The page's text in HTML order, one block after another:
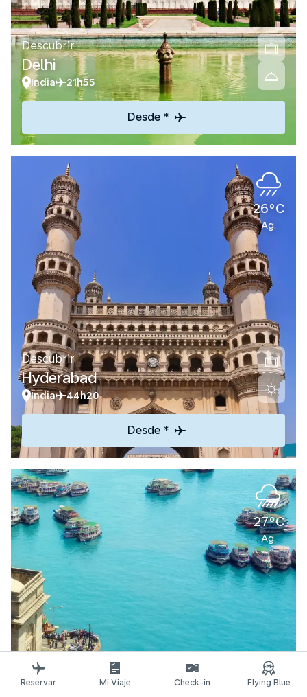
Descubrir
Delhi
India 21h55
Desde *
26°C
Ag.
Descubrir
Hyderabad
India 44h20
Desde *
27°C
Ag.
Descubrir
Mumbai/Bombay
Reservar Mi Viaje Check-in Flying Blue